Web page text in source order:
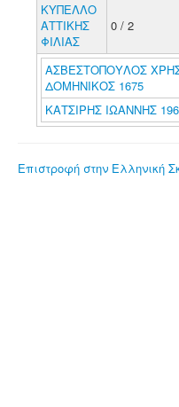
ΚΥΠΕΛΛΟ
ΑΤΤΙΚΗΣ
ΦΙΛΙΑΣ
0 / 2
ΑΣΒΕΣΤΟΠΟΥΛΟΣ
ΔΟΜΗΝΙΚΟΣ 1675
ΚΑΤΣΙΡΗΣ ΙΩΑΝΝΗΣ
Επιστροφή στην Ελληνική